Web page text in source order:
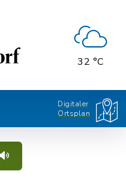
32 °C
Digitaler
Ortsplan